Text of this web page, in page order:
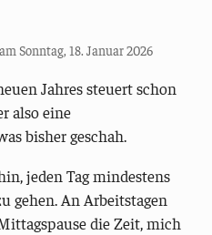
amSonntag, 18. Januar 2026
Jahres steuert schon
also eine
bisher geschah.
jeden Tag mindestens
gehen. An Arbeitstagen
die Zeit, mich